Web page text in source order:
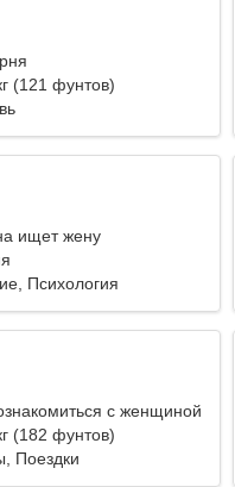
(121 фунтов)
ищет жену
Психология
с женщиной
(182 фунтов)
Поездки